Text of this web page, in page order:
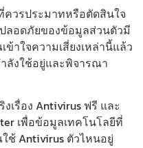
ควรประมาทหรือตัดสินใจ
ปลอดภัยของข้อมูลส่วนตัวมี
าใจความเสี่ยงเหล่านี้แล้ว
ลังใช้อยู่และพิจารณา
เรื่อง Antivirus ฟรี และ
เพื่อข้อมูลเทคโนโลยีที่
ช้ Antivirus ตัวไหนอยู่